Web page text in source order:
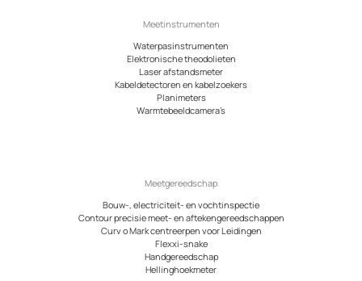
Meetinstrumenten
Waterpasinstrumenten
Elektronische theodolieten
Laser afstandsmeter
Kabeldetectoren en kabelzoekers
Planimeters
Warmtebeeldcamera’s
Meetgereedschap
Bouw-, electriciteit- en vochtinspectie
Contour precisie meet- en aftekengereedschappen
Curv o Mark centreerpen voor Leidingen
Flexxi-snake
Handgereedschap
Hellinghoekmeter